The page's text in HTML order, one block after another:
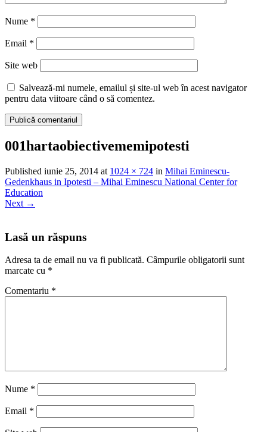
Nume *
Email *
Site web
Salvează-mi numele, emailul și site-ul web în acest navigator
pentru data viitoare când o să comentez.
001hartaobiectivememipotesti
Published iunie 25, 2014 at 1024 × 724 in Mihai Eminescu-
Gedenkhaus in Ipotesti – Mihai Eminescu National Center for
Education
Next →
Lasă un răspuns
Adresa ta de email nu va fi publicată. Câmpurile obligatorii sunt
marcate cu *
Comentariu *
Nume *
Email *